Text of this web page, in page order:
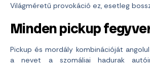
Világméretű provokáció ez, esetleg
Minden pickup
Pickup és mordály kombinációját
a nevet a szomáliai hadurak